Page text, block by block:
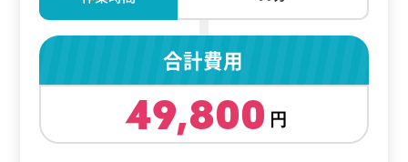
合計費用
49,800